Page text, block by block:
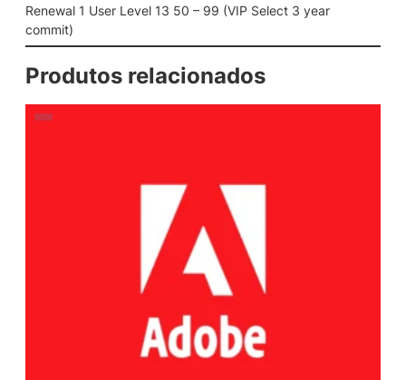
Renewal 1 User Level 13 50 – 99 (VIP Select 3 year
commit)
Produtos relacionados